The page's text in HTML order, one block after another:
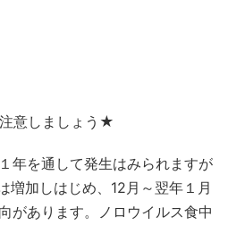
意しましょう★
年を通して発生はみられますが
増加しはじめ、12月～翌年１月
があります。ノロウイルス食中